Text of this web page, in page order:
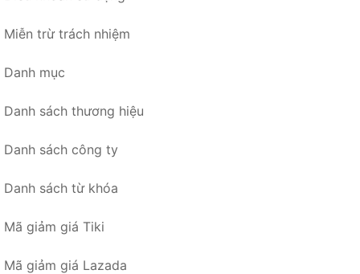
Miễn trừ trách nhiệm
Danh mục
Danh sách thương hiệu
Danh sách công ty
Danh sách từ khóa
Mã giảm giá Tiki
Mã giảm giá Lazada